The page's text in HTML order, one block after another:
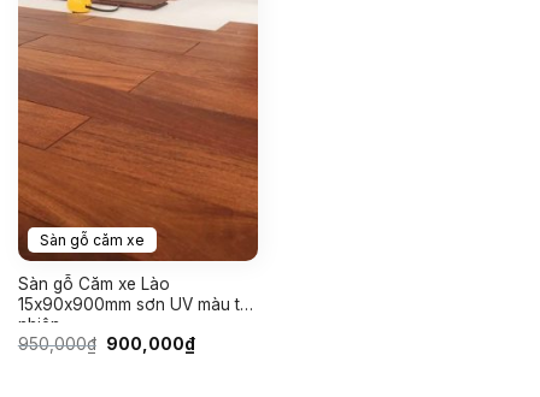
Sàn gỗ căm xe
Sàn gỗ Căm xe Lào
15x90x900mm sơn UV màu tự
nhiên
950,000₫ Giá
900,000₫Giá
hiện